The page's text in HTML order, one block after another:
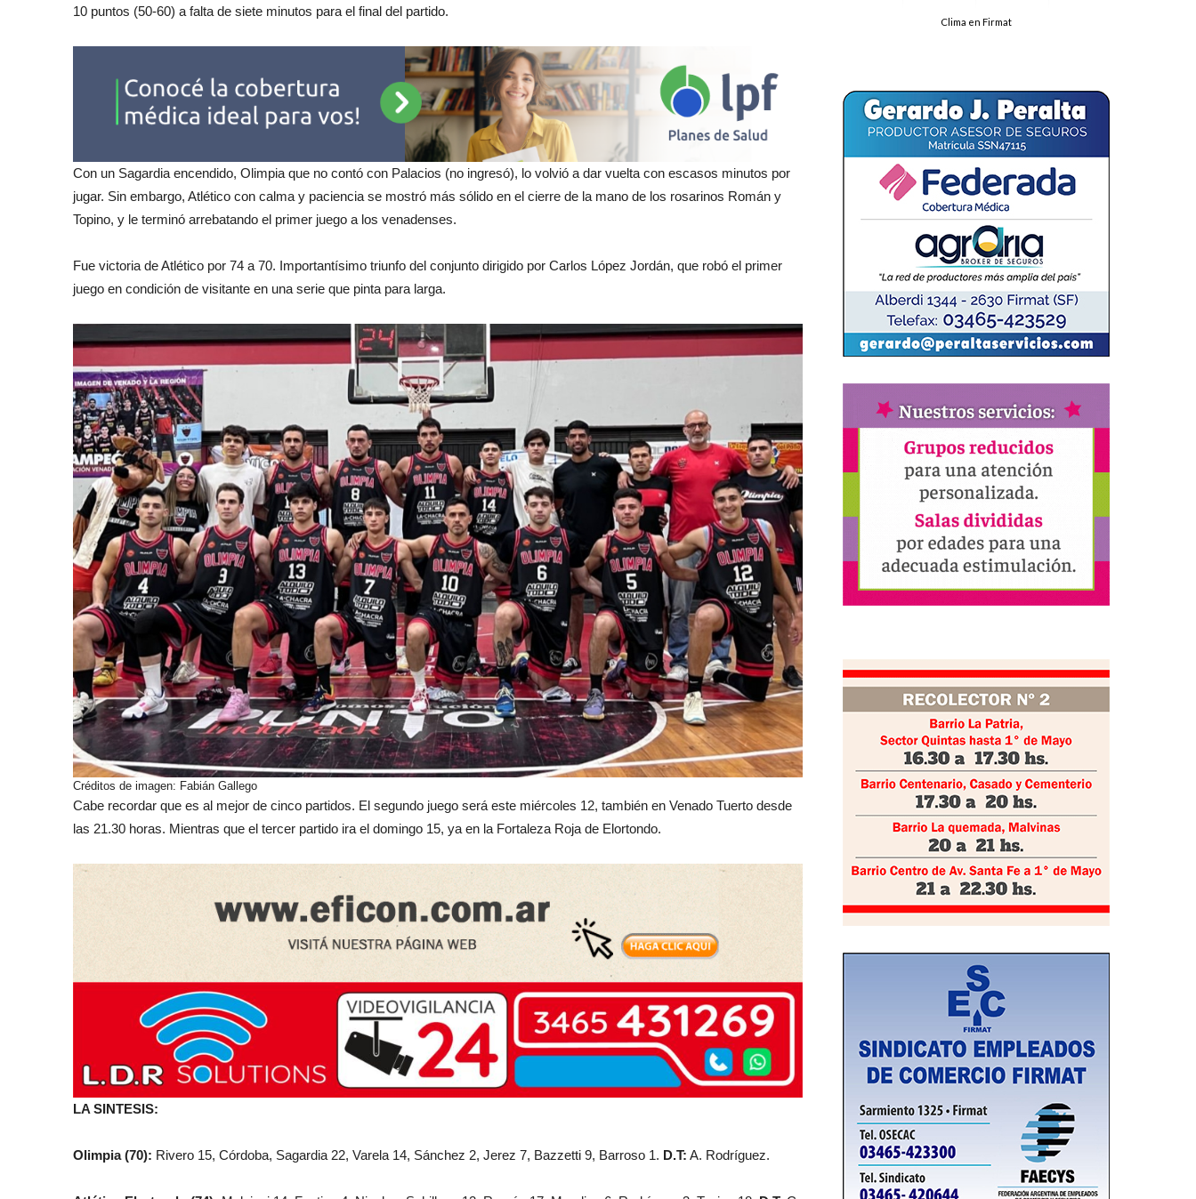
10 puntos (50-60) a falta de siete minutos para el final del partido.
Con un Sagardia encendido, Olimpia que no contó con Palacios (no ingresó), lo volvió a dar vuelta con escasos minutos por
jugar. Sin embargo, Atlético con calma y paciencia se mostró más sólido en el cierre de la mano de los rosarinos Román y
Topino, y le terminó arrebatando el primer juego a los venadenses.
Fue victoria de Atlético por 74 a 70. Importantísimo triunfo del conjunto dirigido por Carlos López Jordán, que robó el primer
juego en condición de visitante en una serie que pinta para larga.
Créditos de imagen: Fabián Gallego
Cabe recordar que es al mejor de cinco partidos. El segundo juego será este miércoles 12, también en Venado Tuerto desde
las 21.30 horas. Mientras que el tercer partido ira el domingo 15, ya en la Fortaleza Roja de Elortondo.
LA SINTESIS:
Olimpia (70): Rivero 15, Córdoba, Sagardia 22, Varela 14, Sánchez 2, Jerez 7, Bazzetti 9, Barroso 1. D.T: A. Rodríguez.
Clima en Firmat